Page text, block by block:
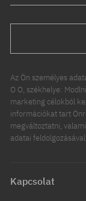
Az Ön személyes
O O, székhelye:
marketing célokból
információkat tart
megváltoztatni,
adatai
Kapcsolat